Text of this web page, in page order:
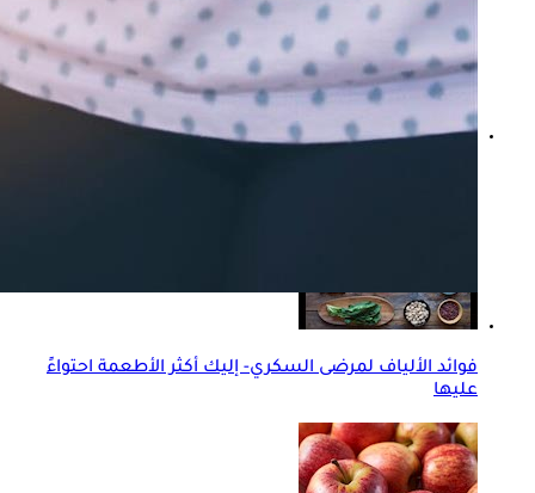
فوائد الألياف لمرضى السكري- إليك أكثر الأطعمة احتواءً
عليها